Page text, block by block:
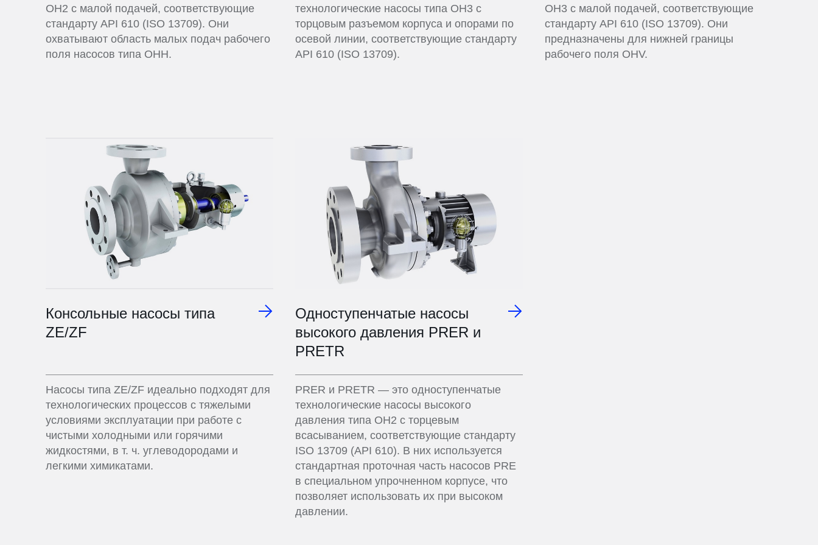
ОН2 с малой подачей, соответствующие
стандарту API 610 (ISO 13709). Они
охватывают область малых подач рабочего
поля насосов типа OHH.
технологические насосы типа ОН3 с
торцовым разъемом корпуса и опорами по
осевой линии, соответствующие стандарту
API 610 (ISO 13709).
ОН3 с малой подачей, соответствующие
стандарту API 610 (ISO 13709). Они
предназначены для нижней границы
рабочего поля OHV.
Консольные насосы типа
ZE/ZF
Насосы типа ZE/ZF идеально подходят для
технологических процессов с тяжелыми
условиями эксплуатации при работе с
чистыми холодными или горячими
жидкостями, в т. ч. углеводородами и
легкими химикатами.
Одноступенчатые насосы
высокого давления PRER и
PRETR
PRER и PRETR — это одноступенчатые
технологические насосы высокого
давления типа ОН2 с торцевым
всасыванием, соответствующие стандарту
ISO 13709 (API 610). В них используется
стандартная проточная часть насосов PRE
в специальном упрочненном корпусе, что
позволяет использовать их при высоком
давлении.